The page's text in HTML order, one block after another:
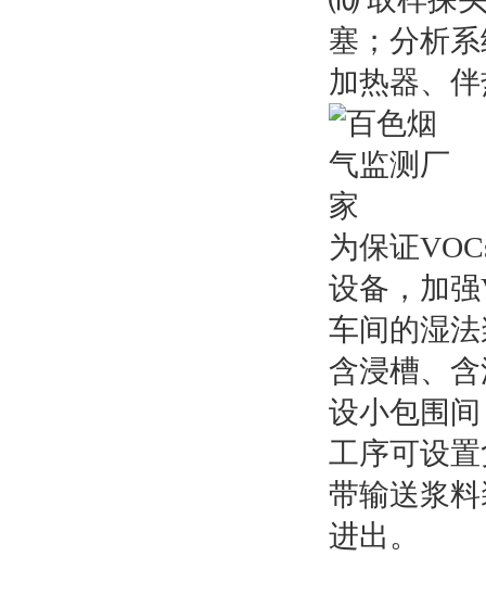
塞；分析
加热器、
为保证
设备，加
车间的湿
含浸槽、
设小包围
工序可设
带输送浆
进出。